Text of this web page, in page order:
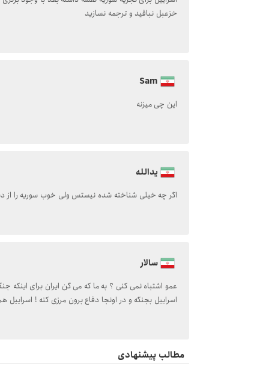
خزعبل نبافید و ترجمه نسازید
Sam
این چی میزنه
یدالله
اگر چه خیلی شناخته شده نیستس ولی خوب سوریه را
سالار
عمو اشتباه نمی کنی ؟ به ما که می گن ایران برای
اسراییل بجنگه و در اونجا دفاع برون مرزی کنه !
مطالب پیشنهادی